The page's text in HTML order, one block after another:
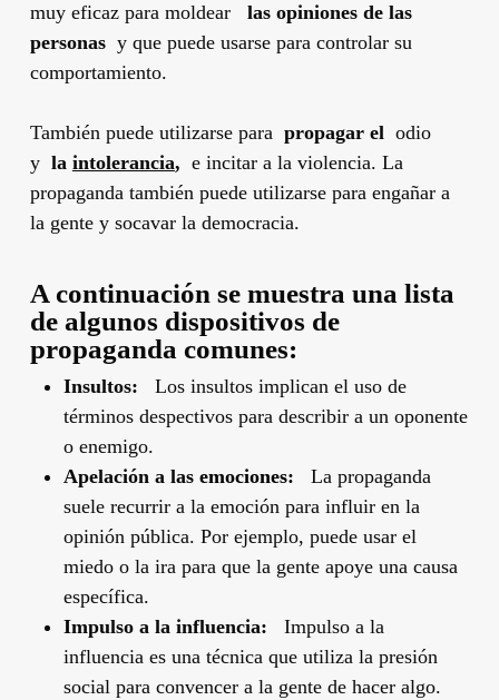
muy eficaz para moldear
las opiniones de las
personasy que puede usarse para controlar su
comportamiento.
También puede utilizarse para propagar elodio
y la intolerancia, e incitar a la violencia. La
propaganda también puede utilizarse para engañar a
la gente y socavar la democracia.
A continuación se muestra una lista
de algunos dispositivos de
propaganda comunes:
Insultos: Los insultos implican el uso de
términos despectivos para describir a un oponente
o enemigo.
Apelación a las emociones: La propaganda
suele recurrir a la emoción para influir en la
opinión pública. Por ejemplo, puede usar el
miedo o la ira para que la gente apoye una causa
específica.
Impulso a la influencia:
Impulso a la
influencia es una técnica que utiliza la presión
social para convencer a la gente de hacer algo.